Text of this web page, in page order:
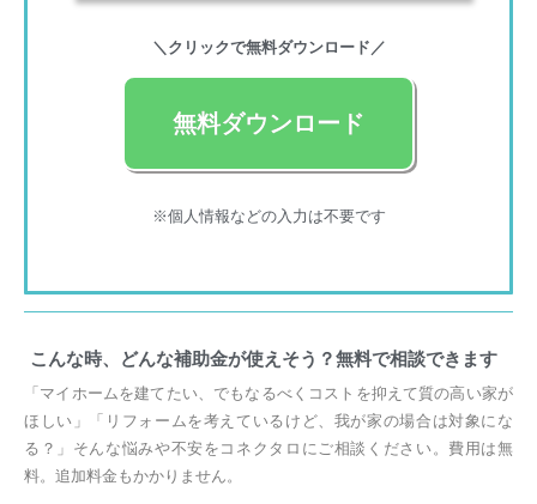
＼クリックで無料ダウンロード／
無料ダウンロード
※個人情報などの入力は不要です
こんな時、どんな補助金が使えそう？無料で相談できます
「マイホームを建てたい、でもなるべくコストを抑えて質の高い家が
ほしい」「リフォームを考えているけど、我が家の場合は対象にな
る？」そんな悩みや不安をコネクタロにご相談ください。費用は無
料。追加料金もかかりません。